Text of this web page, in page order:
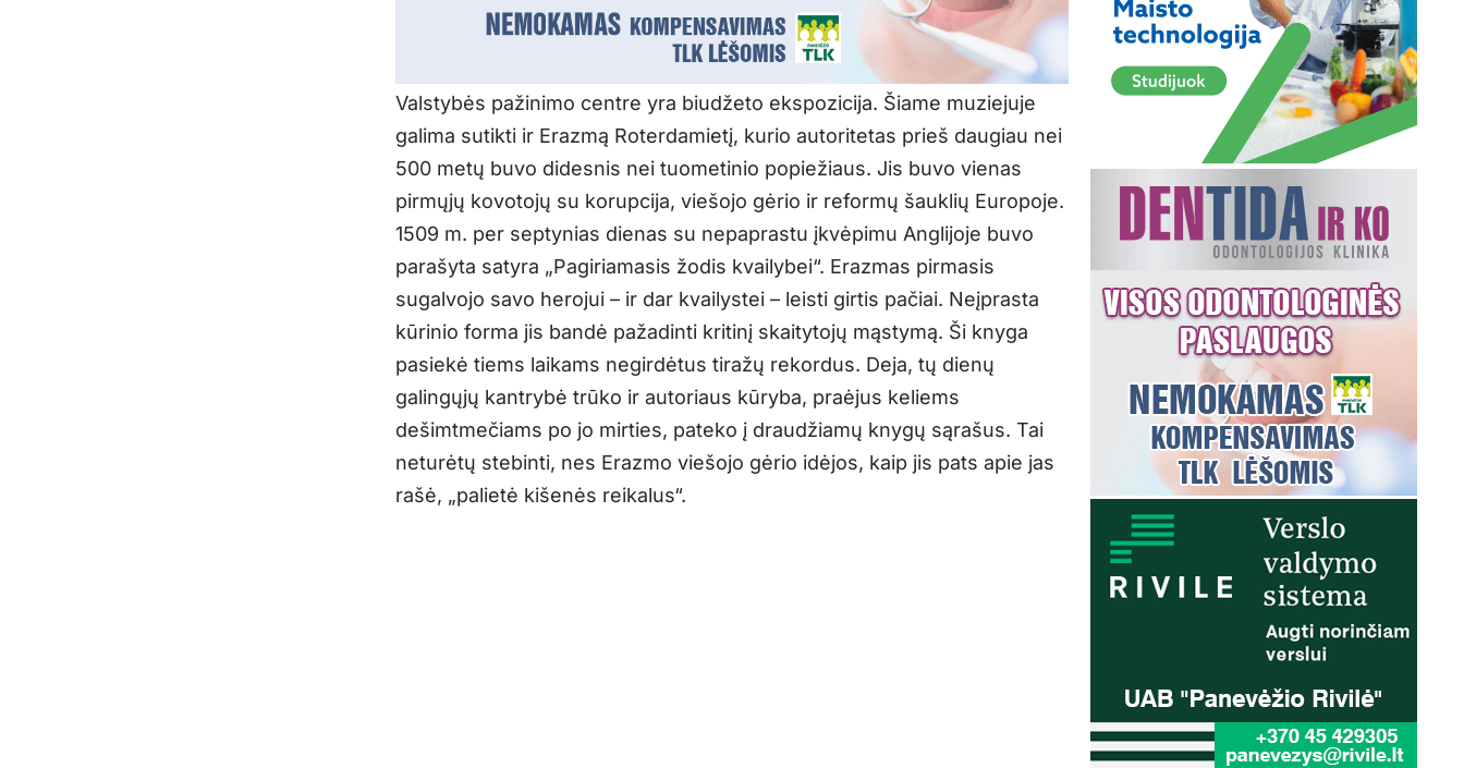
Valstybės pažinimo centre yra biudžeto ekspozicija. Šiame muziejuje
galima sutikti ir Erazmą Roterdamietį, kurio autoritetas prieš daugiau nei
500 metų buvo didesnis nei tuometinio popiežiaus. Jis buvo vienas
pirmųjų kovotojų su korupcija, viešojo gėrio ir reformų šauklių Europoje.
1509 m. per septynias dienas su nepaprastu įkvėpimu Anglijoje buvo
parašyta satyra „Pagiriamasis žodis kvailybei“. Erazmas pirmasis
sugalvojo savo herojui – ir dar kvailystei – leisti girtis pačiai. Neįprasta
kūrinio forma jis bandė pažadinti kritinį skaitytojų mąstymą. Ši knyga
pasiekė tiems laikams negirdėtus tiražų rekordus. Deja, tų dienų
galingųjų kantrybė trūko ir autoriaus kūryba, praėjus keliems
dešimtmečiams po jo mirties, pateko į draudžiamų knygų sąrašus. Tai
neturėtų stebinti, nes Erazmo viešojo gėrio idėjos, kaip jis pats apie jas
rašė, „palietė kišenės reikalus“.